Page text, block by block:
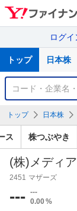
ログイ
サ
トップ 日本株
銘
検
索
トップ 日本株
ス 株つぶやき
(株)メディ
2451 マザーズ
--- ---
0.00%